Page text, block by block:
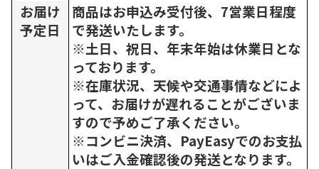
お届け
予定日
商品はお申込み受付後、7営業日程度
で発送いたします。
※土日、祝日、年末年始は休業日とな
っております。
※在庫状況、天候や交通事情などによ
って、お届けが遅れることがございま
すので予めご了承ください。
※コンビニ決済、PayEasyでのお支払
いはご入金確認後の発送となります。